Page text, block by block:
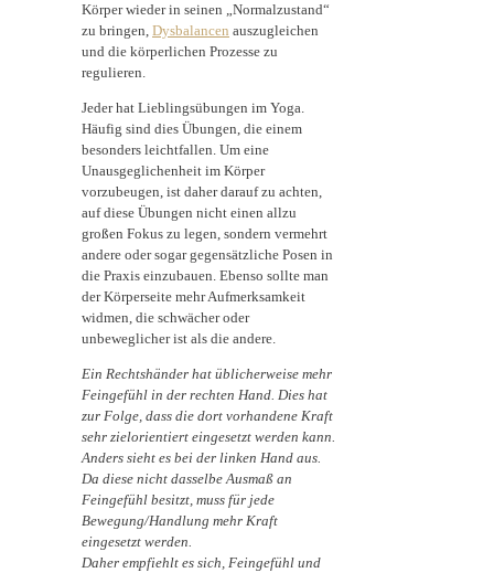
Körper wieder in seinen „Normalzustand“
zu bringen, Dysbalancen auszugleichen
und die körperlichen Prozesse zu
regulieren.
Jeder hat Lieblingsübungen im Yoga.
Häufig sind dies Übungen, die einem
besonders leichtfallen. Um eine
Unausgeglichenheit im Körper
vorzubeugen, ist daher darauf zu achten,
auf diese Übungen nicht einen allzu
großen Fokus zu legen, sondern vermehrt
andere oder sogar gegensätzliche Posen in
die Praxis einzubauen. Ebenso sollte man
der Körperseite mehr Aufmerksamkeit
widmen, die schwächer oder
unbeweglicher ist als die andere.
Ein Rechtshänder hat üblicherweise mehr
Feingefühl in der rechten Hand. Dies hat
zur Folge, dass die dort vorhandene Kraft
sehr zielorientiert eingesetzt werden kann.
Anders sieht es bei der linken Hand aus.
Da diese nicht dasselbe Ausmaß an
Feingefühl besitzt, muss für jede
Bewegung/Handlung mehr Kraft
eingesetzt werden.
Daher empfiehlt es sich, Feingefühl und